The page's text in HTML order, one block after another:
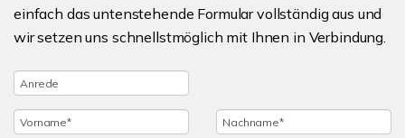
einfach das untenstehende Formular vollständig aus und
wir setzen uns schnellstmöglich mit Ihnen in Verbindung.